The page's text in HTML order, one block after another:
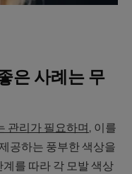
은 사례는 무
관리가 필요하며, 이를
공하는 풍부한 색상을
를 따라 각 모발 색상